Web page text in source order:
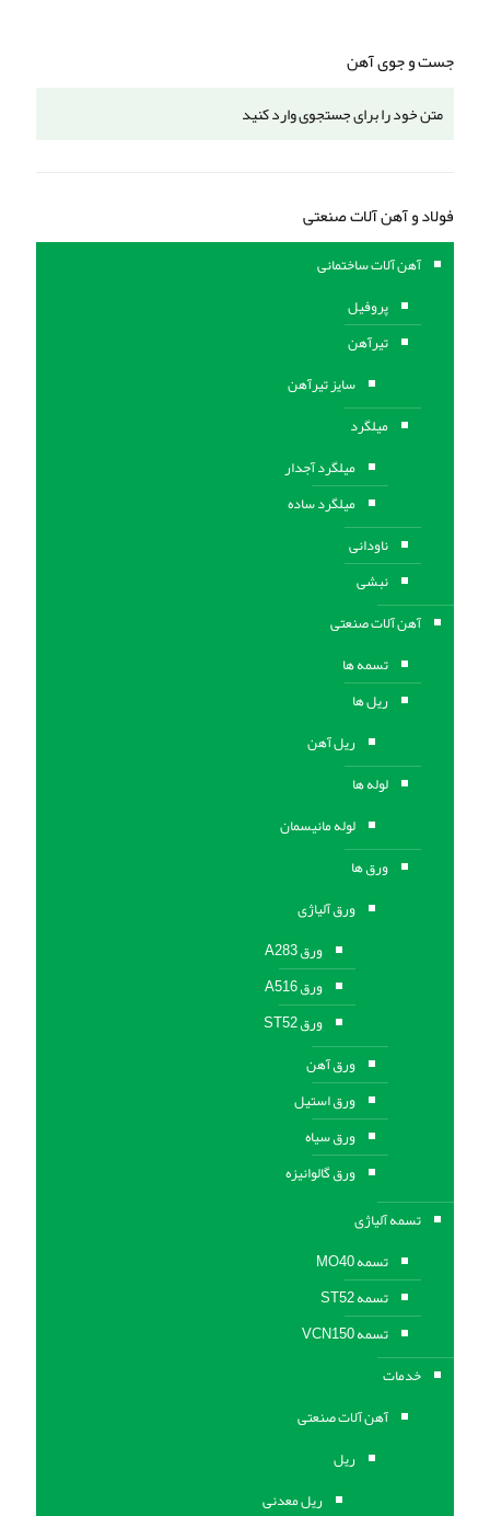
جست و جوی آهن
فولاد و آهن آلات صنعتی
آهن آلات ساختمانی
پروفیل
تیرآهن
سایز تیرآهن
میلگرد
میلگرد آجدار
میلگرد ساده
ناودانی
نبشی
آهن آلات صنعتی
تسمه ها
ریل ها
ریل آهن
لوله ها
لوله مانیسمان
ورق ها
ورق آلیاژی
ورق A283
ورق A516
ورق ST52
ورق آهن
ورق استیل
ورق سیاه
ورق گالوانیزه
تسمه آلیاژی
تسمه MO40
تسمه ST52
تسمه VCN150
خدمات
آهن آلات صنعتی
ریل
ریل معدنی